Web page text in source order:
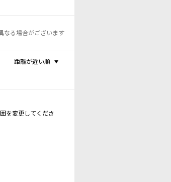
なる場合がございます
距離が近い順
を変更してくださ